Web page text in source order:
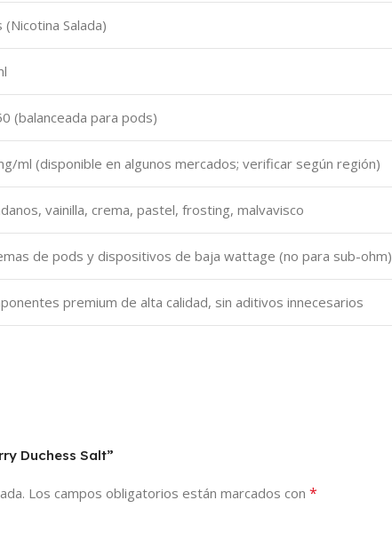
(Nicotina Salada)
(balanceada para pods)
ml (disponible en algunos mercados; verificar según región)
vainilla, crema, pastel, frosting, malvavisco
de pods y dispositivos de baja wattage (no para sub-ohm)
premium de alta calidad, sin aditivos innecesarios
Duchess Salt”
Los campos obligatorios están marcados con *